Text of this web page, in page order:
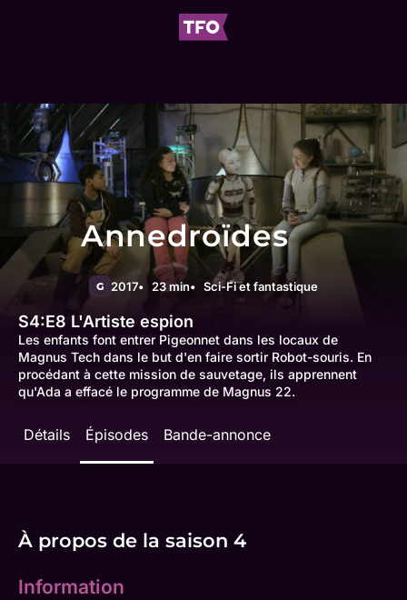
Annedroïdes
G 2017 23 min Sci-Fi et fantastique
S4:E8 L'Artiste espion
Les enfants font entrer Pigeonnet dans les locaux de
Magnus Tech dans le but d'en faire sortir Robot-souris. En
procédant à cette mission de sauvetage, ils apprennent
qu'Ada a effacé le programme de Magnus 22.
Détails Épisodes Bande-annonce
À propos de la saison 4
Information